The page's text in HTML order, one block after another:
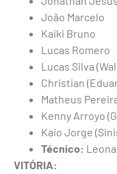
João Marcelo
Kaiki Bruno
Lucas Romero
Lucas Silva
Christian
Matheus
Kenny Arroyo
Kaio Jorge
Técnico:
VITÓRIA: